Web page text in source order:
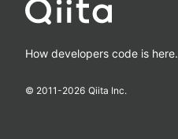
How developers code is here.
© 2011-2026 Qiita Inc.